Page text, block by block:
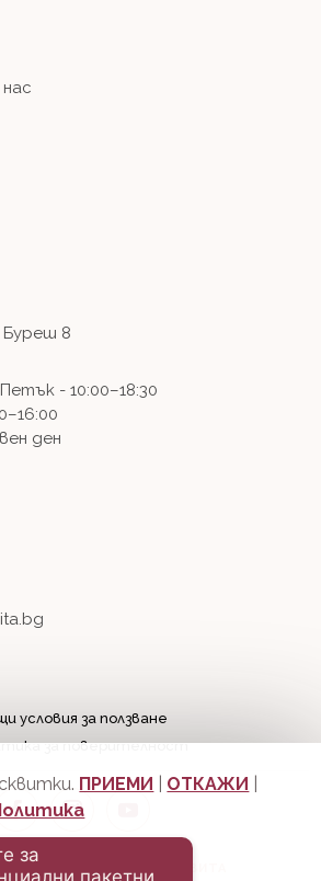
Буреш 8
- 10:00–18:30
ден
условия за ползване
за поверителност
запазени
ПРИЕМИ ОТКАЖИ
за
пакетни